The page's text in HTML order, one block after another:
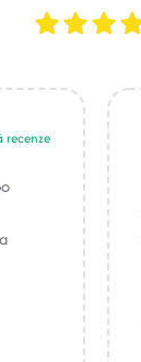
recenze